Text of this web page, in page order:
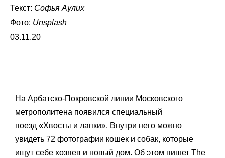
Текст: Софья Аулих
Фото: Unsplash
03.11.20
На Арбатско-Покровской линии Московского
метрополитена появился специальный
поезд «Хвосты и лапки». Внутри него можно
увидеть 72 фотографии кошек и собак, которые
ищут себе хозяев и новый дом. Об этом пишет The